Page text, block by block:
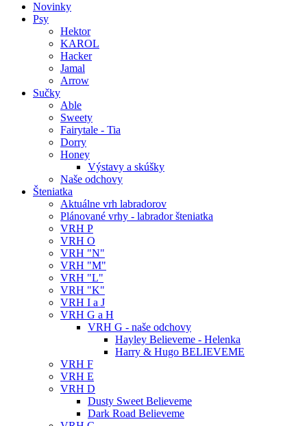
Novinky
Psy
Hektor
KAROL
Hacker
Jamal
Arrow
Sučky
Able
Sweety
Fairytale - Tia
Dorry
Honey
Výstavy a skúšky
Naše odchovy
Šteniatka
Aktuálne vrh labradorov
Plánované vrhy - labrador šteniatka
VRH P
VRH O
VRH "N"
VRH "M"
VRH "L"
VRH "K"
VRH I a J
VRH G a H
VRH G - naše odchovy
Hayley Believeme - Helenka
Harry & Hugo BELIEVEME
VRH F
VRH E
VRH D
Dusty Sweet Believeme
Dark Road Believeme